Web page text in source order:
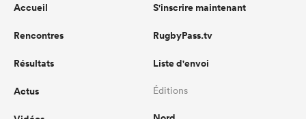
Accueil
Rencontres
Résultats
Actus
S'inscrire maintenant
RugbyPass.tv
Liste d'envoi
Éditions